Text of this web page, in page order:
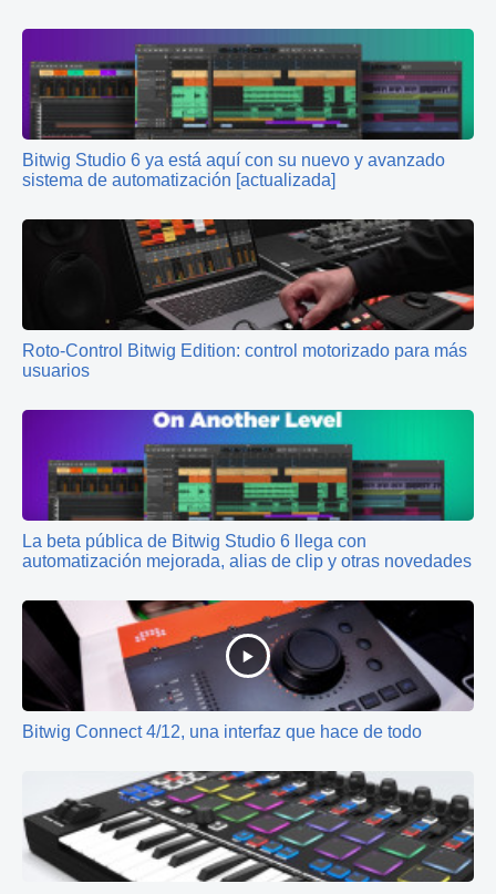
Bitwig Studio 6 ya está aquí con su nuevo y avanzado
sistema de automatización [actualizada]
Roto-Control Bitwig Edition: control motorizado para más
usuarios
La beta pública de Bitwig Studio 6 llega con
automatización mejorada, alias de clip y otras novedades
Bitwig Connect 4/12, una interfaz que hace de todo